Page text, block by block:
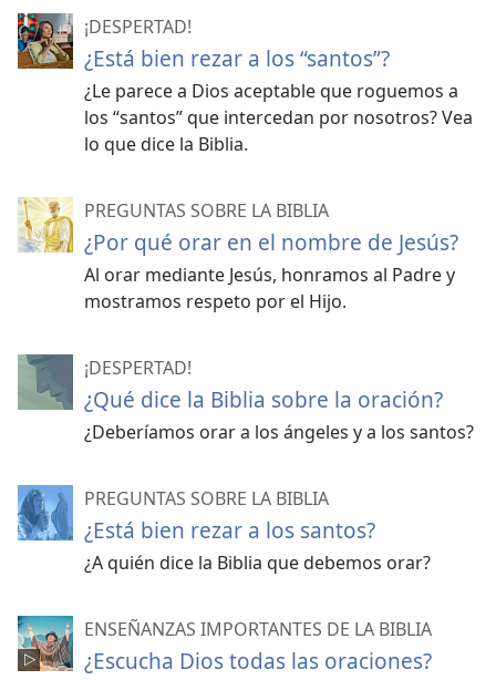
¡DESPERTAD!
¿Está bien rezar a los “santos”?
¿Le parece a Dios aceptable que roguemos a
los “santos” que intercedan por nosotros? Vea
lo que dice la Biblia.
PREGUNTAS SOBRE LA BIBLIA
¿Por qué orar en el nombre de Jesús?
Al orar mediante Jesús, honramos al Padre y
mostramos respeto por el Hijo.
¡DESPERTAD!
¿Qué dice la Biblia sobre la oración?
¿Deberíamos orar a los ángeles y a los santos?
PREGUNTAS SOBRE LA BIBLIA
¿Está bien rezar a los santos?
¿A quién dice la Biblia que debemos orar?
ENSEÑANZAS IMPORTANTES DE LA BIBLIA
¿Escucha Dios todas las oraciones?